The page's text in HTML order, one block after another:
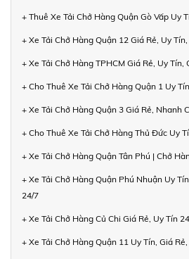
+ Thuê Xe Tải Chở Hàng Quận Gò Vấp Uy
+ Xe Tải Chở Hàng Quận 12 Giá Rẻ, Uy
+ Xe Tải Chở Hàng TPHCM Giá Rẻ, Uy Tín,
+ Cho Thuê Xe Tải Chở Hàng Quận 1 Uy
+ Xe Tải Chở Hàng Quận 3 Giá Rẻ, Nhanh
+ Cho Thuê Xe Tải Chở Hàng Thủ Đức Uy
+ Xe Tải Chở Hàng Quận Tân Phú | Chở
+ Xe Tải Chở Hàng Quận Phú Nhuận Uy
24/7
+ Xe Tải Chở Hàng Củ Chi Giá Rẻ, Uy Tín
+ Xe Tải Chở Hàng Quận 11 Uy Tín, Giá